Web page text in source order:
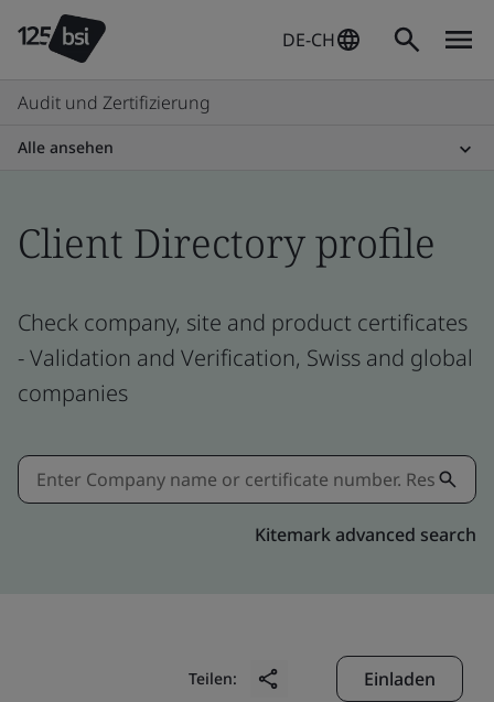
DE-CH
Audit und Zertifizierung
Alle ansehen
Client Directory profile
Check company, site and product certificates
- Validation and Verification, Swiss and global
companies
Kitemark advanced search
Teilen: Einladen